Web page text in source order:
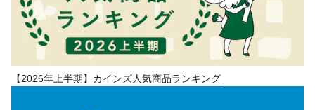
【2026年上半期】カインズ人気商品ランキング